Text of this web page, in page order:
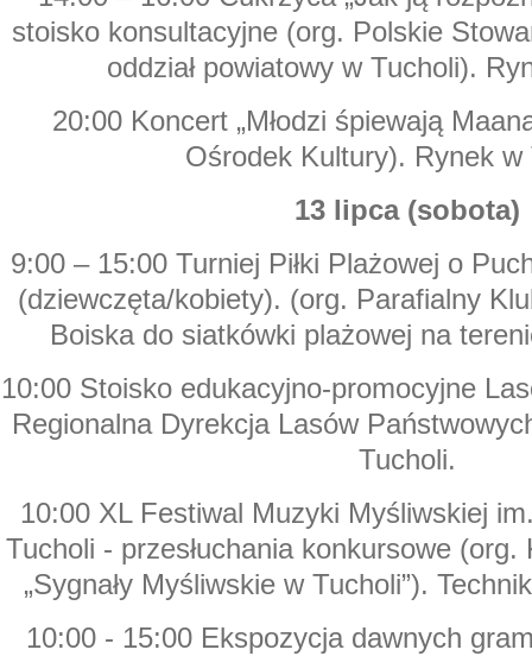
stoisko konsultacyjne (org. Polskie
oddział powiatowy w Tucholi).
20:00 Koncert „Młodzi śpiewają
Ośrodek Kultury). Rynek w
13 lipca (sobota)
9:00 – 15:00 Turniej Piłki Plażowej o
(dziewczęta/kobiety). (org. Parafialny
Boiska do siatkówki plażowej na
10:00 Stoisko edukacyjno-promocyjne
Regionalna Dyrekcja Lasów
Tucholi.
10:00 XL Festiwal Muzyki Myśliwskiej
Tucholi - przesłuchania konkursowe
„Sygnały Myśliwskie w Tucholi”).
10:00 - 15:00 Ekspozycja dawnych